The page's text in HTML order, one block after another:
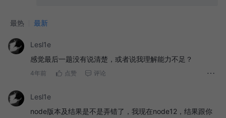
最热 最新
Lesl1e
感觉最后一题没有说清楚，或者说我理解能力不足？
4年前 点赞 评论
Lesl1e
node版本及结果是不是弄错了，我现在node12，结果跟你